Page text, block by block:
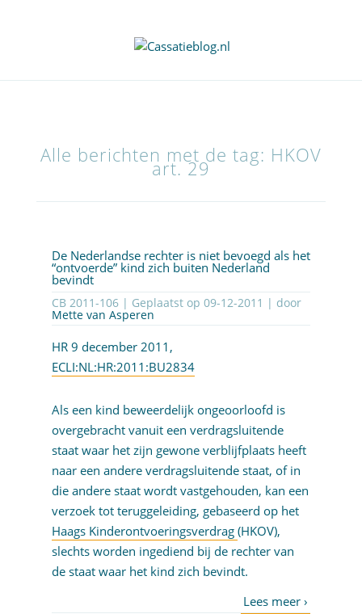
Alle berichten met de tag: HKOV
art. 29
De Nederlandse rechter is niet bevoegd als het
“ontvoerde” kind zich buiten Nederland
bevindt
CB 2011-106 | Geplaatst op 09-12-2011 | door
Mette van Asperen
HR 9 december 2011,
ECLI:NL:HR:2011:BU2834
Als een kind beweerdelijk ongeoorloofd is
overgebracht vanuit een verdragsluitende
staat waar het zijn gewone verblijfplaats heeft
naar een andere verdragsluitende staat, of in
die andere staat wordt vastgehouden, kan een
verzoek tot teruggeleiding, gebaseerd op het
Haags Kinderontvoeringsverdrag (HKOV),
slechts worden ingediend bij de rechter van
de staat waar het kind zich bevindt.